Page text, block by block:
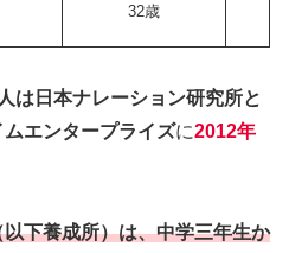
32歳
は日本ナレーション研究所と
エンタープライズに2012年
下養成所）は、中学三年生か